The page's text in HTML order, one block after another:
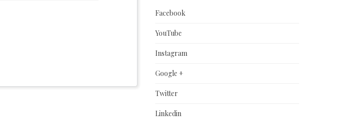
Facebook
YouTube
Instagram
Google +
Twitter
Linkedin